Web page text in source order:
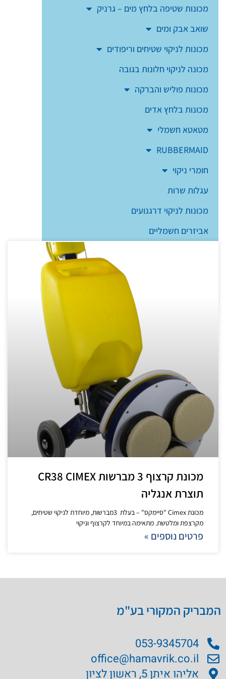
מכונות שטיפה בלחץ מים – גרניק
שואב אבק ומים
מכונות לניקוי שטיחים וריפודים
מכונה לניקוי חלונות בגובה
מכונות פוליש והברקה
מכונות בלחץ אדים
מטאטא חשמלי
RUBBERMAID
חומרי ניקוי
עגלות שרות
מכונות לניקוי דרגנועים
אביזרים חשמליים
מכונת קרצוף 3 מברשות CR38 CIMEX
תוצרת אנגליה
מכונת Cimex "סיימקס" – בעלת 3מברשות, מיוחדת לניקוי שטיחים,
מקרצפת ומלטשת. מתאימה במיוחד לקרצוף וניקוי
פרטים נוספים »
המבריק המקורי בע"מ
053-9345704
office@hamavrik.co.il
אליהו איתן 5, ראשון לציון